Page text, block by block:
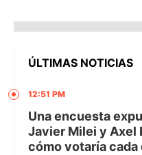
ÚLTIMAS NOTICIAS
12:51 PM
Una encuesta
Javier Milei y Axel
cómo votaría